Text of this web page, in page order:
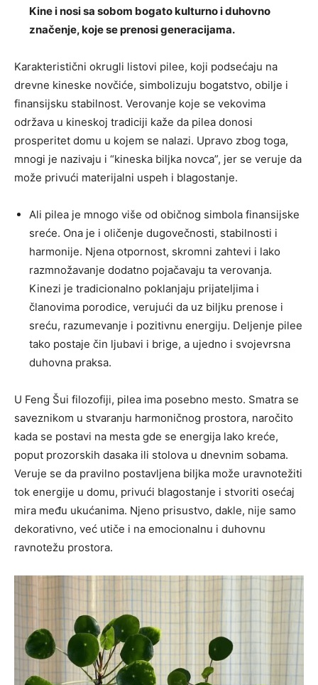
Kine i nosi sa sobom bogato kulturno i duhovno
značenje, koje se prenosi generacijama.
Karakteristični okrugli listovi pilee, koji podsećaju na
drevne kineske novčiće, simbolizuju bogatstvo, obilje i
finansijsku stabilnost. Verovanje koje se vekovima
održava u kineskoj tradiciji kaže da pilea donosi
prosperitet domu u kojem se nalazi. Upravo zbog toga,
mnogi je nazivaju i “kineska biljka novca”, jer se veruje da
može privući materijalni uspeh i blagostanje.
Ali pilea je mnogo više od običnog simbola finansijske
sreće. Ona je i oličenje dugovečnosti, stabilnosti i
harmonije. Njena otpornost, skromni zahtevi i lako
razmnožavanje dodatno pojačavaju ta verovanja.
Kinezi je tradicionalno poklanjaju prijateljima i
članovima porodice, verujući da uz biljku prenose i
sreću, razumevanje i pozitivnu energiju. Deljenje pilee
tako postaje čin ljubavi i brige, a ujedno i svojevrsna
duhovna praksa.
U Feng Šui filozofiji, pilea ima posebno mesto. Smatra se
saveznikom u stvaranju harmoničnog prostora, naročito
kada se postavi na mesta gde se energija lako kreće,
poput prozorskih dasaka ili stolova u dnevnim sobama.
Veruje se da pravilno postavljena biljka može uravnotežiti
tok energije u domu, privući blagostanje i stvoriti osećaj
mira među ukućanima. Njeno prisustvo, dakle, nije samo
dekorativno, već utiče i na emocionalnu i duhovnu
ravnotežu prostora.